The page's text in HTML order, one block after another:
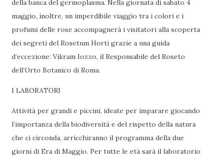
della banca del germoplasma. Nella giornata di sabato 4
maggio, inoltre, un imperdibile viaggio tra i colori e i
profumi delle rose accompagnerà i visitatori alla scoperta
dei segreti del Rosetum Horti grazie a una guida
d’eccezione: Vikram Iozzo, il Responsabile del Roseto
dell’Orto Botanico di Roma.
I LABORATORI
Attività per grandi e piccini, ideate per imparare giocando
l’importanza della biodiversità e del rispetto della natura
che ci circonda, arricchiranno il programma della due
giorni di Era di Maggio. Per tutte le età sarà il laboratorio